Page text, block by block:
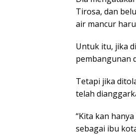
Tirosa, dan
air mancur
Untuk itu, jika
pembangunan
Tetapi jika
telah
“Kita kan
sebagai ibu